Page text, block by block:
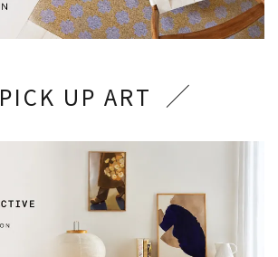
PICK UP ART